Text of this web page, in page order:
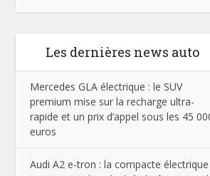
Les dernières news auto
Mercedes GLA électrique : le SUV
premium mise sur la recharge ultra-
rapide et un prix d’appel sous les 45
euros
Audi A2 e-tron : la compacte électrique